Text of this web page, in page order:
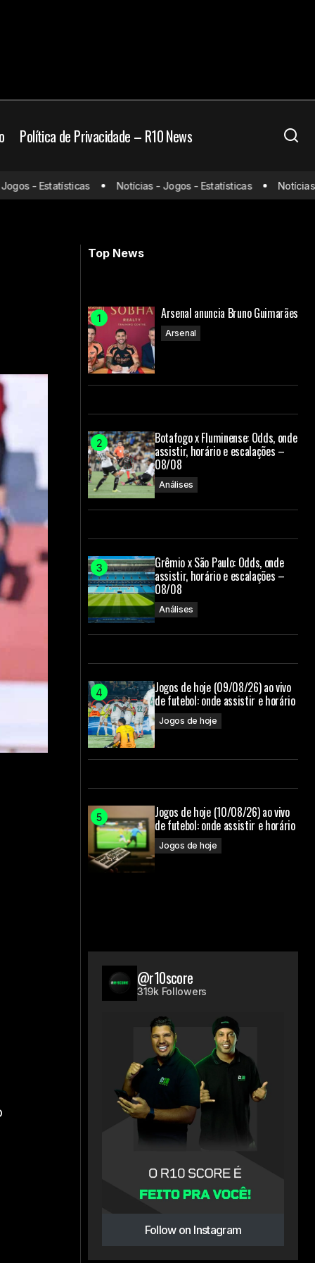
Política de Privacidade – R10 News
Copa do Mundo de Futsal - Brasil x
Costa Rica: onde assistir e horário
- Estatísticas Notícias - Jogos - Estatísticas Notícias -
Top News
Arsenal anuncia Bruno Guimarães
Arsenal
Botafogo x Fluminense: Odds, onde
assistir, horário e escalações –
08/08
Análises
Grêmio x São Paulo: Odds, onde
assistir, horário e escalações –
08/08
Análises
Jogos de hoje (09/08/26) ao vivo
de futebol: onde assistir e horário
Jogos de hoje
Jogos de hoje (10/08/26) ao vivo
de futebol: onde assistir e horário
Jogos de hoje
@r10score
319k Followers
Follow on Instagram